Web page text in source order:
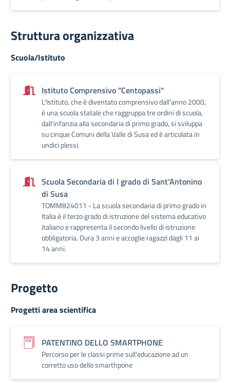
Struttura organizzativa
Scuola/Istituto
Istituto Comprensivo "Centopassi"
L'Istituto, che è diventato comprensivo dall'anno 2000,
è una scuola statale che raggruppa tre ordini di scuola,
dall'infanzia alla secondaria di primo grado, si sviluppa
su cinque Comuni della Valle di Susa ed è articolata in
undici plessi.
Scuola Secondaria di I grado di Sant'Antonino
di Susa
TOMM824011 - La scuola secondaria di primo grado in
Italia è il terzo grado di istruzione del sistema educativo
italiano e rappresenta il secondo livello di istruzione
obbligatoria. Dura 3 anni e accoglie ragazzi dagli 11 ai
14 anni.
Progetto
Progetti area scientifica
PATENTINO DELLO SMARTPHONE
Percorso per le classi prime sull'educazione ad un
corretto uso dello smarthpone